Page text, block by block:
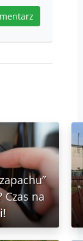
Czas na